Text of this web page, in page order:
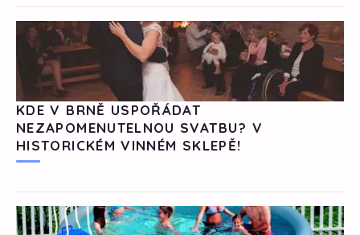
KDE V BRNĚ USPOŘÁDAT
NEZAPOMENUTELNOU SVATBU? V
HISTORICKÉM VINNÉM SKLEPĚ!